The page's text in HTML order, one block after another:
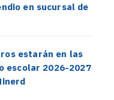
en sucursal de
estarán en las
escolar 2026-2027